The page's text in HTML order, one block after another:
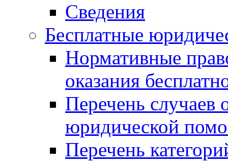
Сведения
Бесплатные
Нормативные
оказания
Перечень случаев
юридической
Перечень